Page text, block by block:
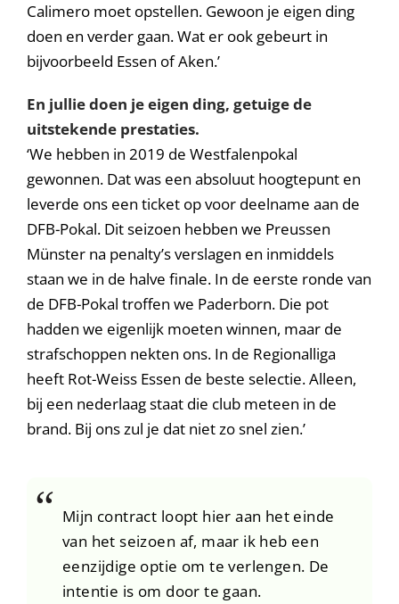
Calimero moet opstellen. Gewoon je eigen ding
doen en verder gaan. Wat er ook gebeurt in
bijvoorbeeld Essen of Aken.’
En jullie doen je eigen ding, getuige de
uitstekende prestaties.
‘We hebben in 2019 de Westfalenpokal
gewonnen. Dat was een absoluut hoogtepunt en
leverde ons een ticket op voor deelname aan de
DFB-Pokal. Dit seizoen hebben we Preussen
Münster na penalty’s verslagen en inmiddels
staan we in de halve finale. In de eerste ronde van
de DFB-Pokal troffen we Paderborn. Die pot
hadden we eigenlijk moeten winnen, maar de
strafschoppen nekten ons. In de Regionalliga
heeft Rot-Weiss Essen de beste selectie. Alleen,
bij een nederlaag staat die club meteen in de
brand. Bij ons zul je dat niet zo snel zien.’
Mijn contract loopt hier aan het einde
van het seizoen af, maar ik heb een
eenzijdige optie om te verlengen. De
intentie is om door te gaan.